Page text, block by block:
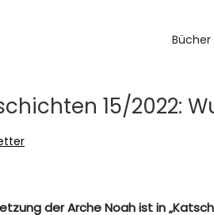
Bücher
15/2022:
der Arche Noah ist in